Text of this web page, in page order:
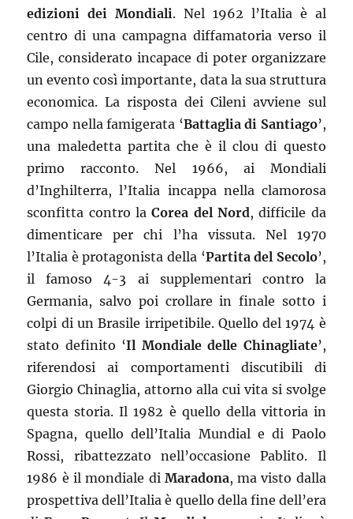
edizioni dei Mondiali. Nel 1962 l’Italia è al
centro di una campagna diffamatoria verso il
Cile, considerato incapace di poter organizzare
un evento così importante, data la sua struttura
economica. La risposta dei Cileni avviene sul
campo nella famigerata ‘Battaglia di Santiago’,
una maledetta partita che è il clou di questo
primo racconto. Nel 1966, ai Mondiali
d’Inghilterra, l’Italia incappa nella clamorosa
sconfitta contro laCorea del Nord, difficile da
dimenticare per chi l’ha vissuta. Nel 1970
l’Italia è protagonista della ‘Partita del Secolo’,
il famoso 4-3 ai supplementari contro la
Germania, salvo poi crollare in finale sotto i
colpi di un Brasile irripetibile. Quello del 1974 è
stato definito ‘Il Mondiale delle Chinagliate’,
riferendosi ai comportamenti discutibili di
Giorgio Chinaglia, attorno alla cui vita si svolge
questa storia. Il 1982 è quello della vittoria in
Spagna, quello dell’Italia Mundial e di Paolo
Rossi, ribattezzato nell’occasione Pablito. Il
1986 è il mondiale di Maradona, ma visto dalla
prospettiva dell’Italia è quello della fine dell’era